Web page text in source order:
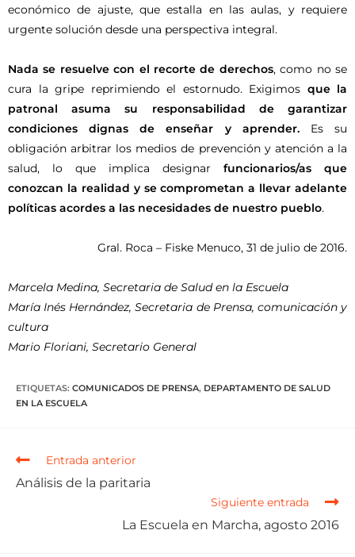
económico de ajuste, que estalla en las aulas, y requiere
urgente solución desde una perspectiva integral.
Nada se resuelve con el recorte de derechos, como no se
cura la gripe reprimiendo el estornudo. Exigimos que la
patronal asuma su responsabilidad de garantizar
condiciones dignas de enseñar y aprender.Es su
obligación arbitrar los medios de prevención y atención a la
salud, lo que implica designar funcionarios/as que
conozcan la realidad y se comprometan a llevar adelante
políticas acordes a las necesidades de nuestro pueblo.
Gral. Roca – Fiske Menuco, 31 de julio de 2016.
Marcela Medina, Secretaria de Salud en la Escuela
María Inés Hernández, Secretaria de Prensa, comunicación y
cultura
Mario Floriani, Secretario General
ETIQUETAS: COMUNICADOS DE PRENSA, DEPARTAMENTO DE SALUD
EN LA ESCUELA
Entrada anterior
Análisis de la paritaria
Siguiente entrada
La Escuela en Marcha, agosto 2016